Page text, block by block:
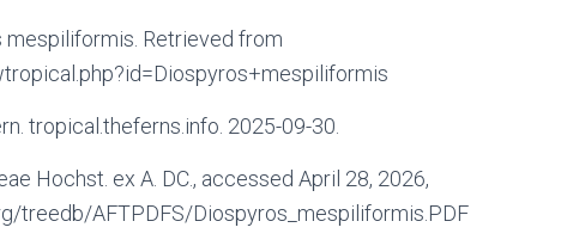
mespiliformis. Retrieved from
tropical.theferns.info. 2025-09-30.
Hochst. ex A. DC., accessed April 28, 2026,
treedb/AFTPDFS/Diospyros_mespiliformis.PDF